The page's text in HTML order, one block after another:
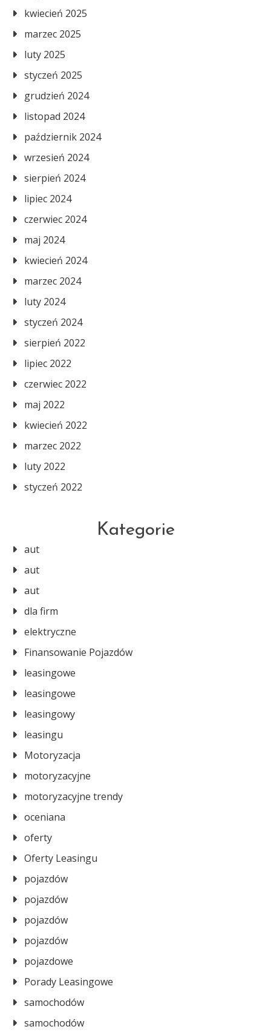
kwiecień 2025
marzec 2025
luty 2025
styczeń 2025
grudzień 2024
listopad 2024
październik 2024
wrzesień 2024
sierpień 2024
lipiec 2024
czerwiec 2024
maj 2024
kwiecień 2024
marzec 2024
luty 2024
styczeń 2024
sierpień 2022
lipiec 2022
czerwiec 2022
maj 2022
kwiecień 2022
marzec 2022
luty 2022
styczeń 2022
Kategorie
aut
aut
aut
dla firm
elektryczne
Finansowanie Pojazdów
leasingowe
leasingowe
leasingowy
leasingu
Motoryzacja
motoryzacyjne
motoryzacyjne trendy
oceniana
oferty
Oferty Leasingu
pojazdów
pojazdów
pojazdów
pojazdów
pojazdowe
Porady Leasingowe
samochodów
samochodów